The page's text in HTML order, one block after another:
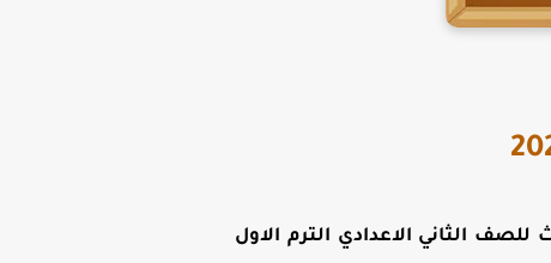
الثاني الاعدادي الترم الاول